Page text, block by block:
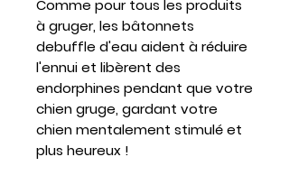
Comme pour tous les produits
à gruger, les bâtonnets
debuffle d'eau aident à réduire
l'ennui et libèrent des
endorphines pendant que votre
chien gruge, gardant votre
chien mentalement stimulé et
plus heureux !